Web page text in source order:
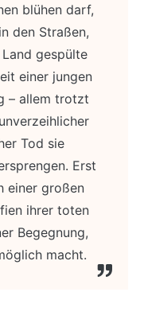
blühen darf,
den Straßen,
gespülte
einer jungen
– allem trotzt
Tod sie
Erst
einer großen
ihrer toten
Begegnung,
macht.